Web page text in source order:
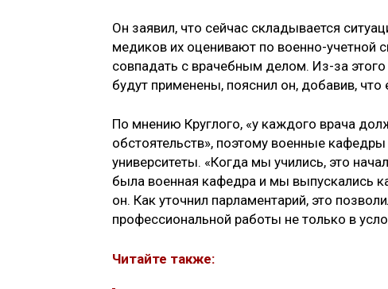
Он заявил, что сейчас складывается
медиков их оценивают по военно-учетной
совпадать с врачебным делом. Из-за
будут применены, пояснил он, добавив,
По мнению Круглого, «у каждого врача
обстоятельств», поэтому военные
университеты. «Когда мы учились, это
была военная кафедра и мы выпускались
он. Как уточнил парламентарий, это
профессиональной работы не только в
Читайте также: